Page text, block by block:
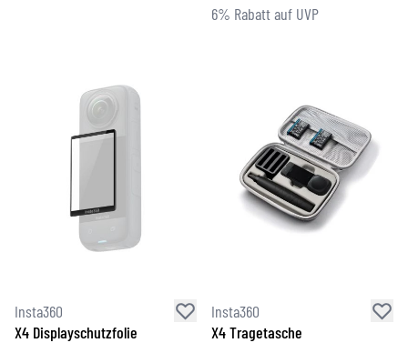
6% Rabatt auf UVP
Insta360
X4 Displayschutzfolie
Insta360
X4 Tragetasche